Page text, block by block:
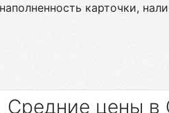
карточки,
Средние цены в